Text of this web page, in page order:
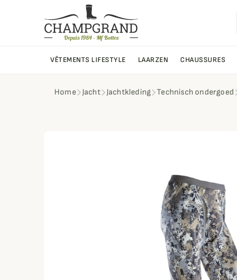
VÊTEMENTS LIFESTYLE LAARZEN CHAUSSURES
Home Jacht Jachtkleding Technisch ondergoed